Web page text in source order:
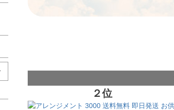
２位